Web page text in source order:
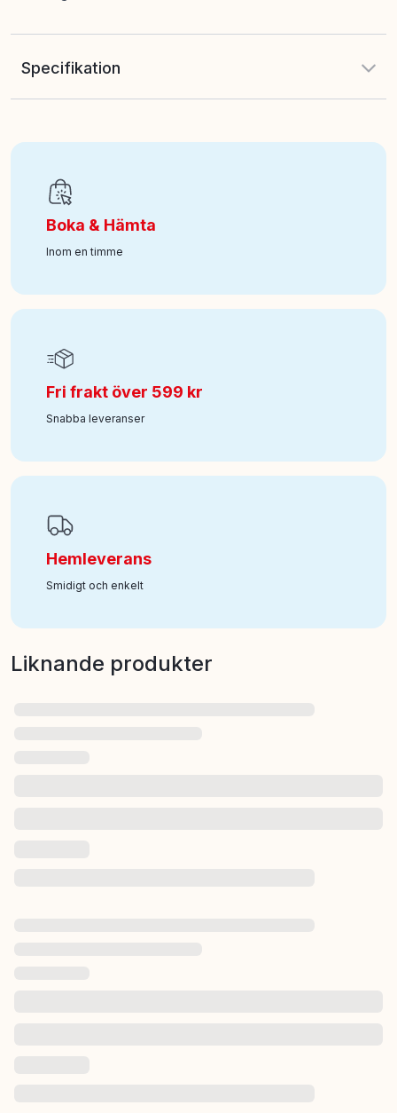
Specifikation
Ålder från
Art nr:100-46103721
Boka & Hämta
Inom en timme
Fri frakt över 599 kr
Snabba leveranser
Hemleverans
Smidigt och enkelt
Liknande produkter